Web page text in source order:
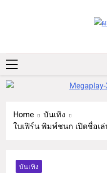
Home
บันเทิง
ใบเฟิร์น พิมพ์ชนก เปิดชื่อเ
บันเทิง